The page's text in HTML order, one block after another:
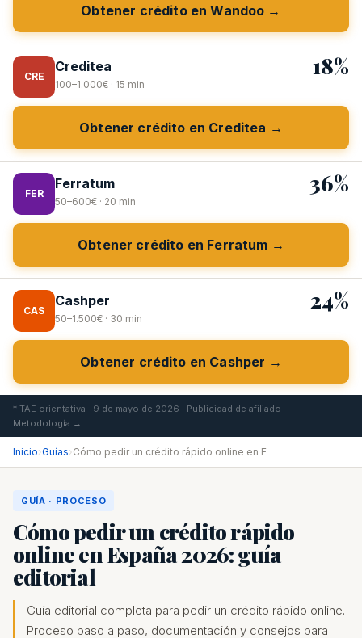
Obtener crédito en Wandoo →
CRE
Creditea
100–1.000€ · 15 min
18%
Obtener crédito en Creditea →
FER
Ferratum
50–600€ · 20 min
36%
Obtener crédito en Ferratum →
CAS
Cashper
50–1.500€ · 30 min
24%
Obtener crédito en Cashper →
* TAE orientativa · 9 de mayo de 2026 · Publicidad de afiliado
Metodología →
Inicio›Guías›Cómo pedir un crédito rápido online en E
GUÍA · PROCESO
Cómo pedir un crédito rápido
online en España 2026: guía
editorial
Guía editorial completa para pedir un crédito rápido online.
Proceso paso a paso, documentación y consejos para